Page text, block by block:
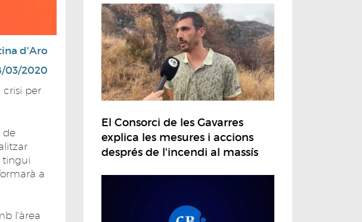
d'Aro
03/2020
crisi per
de
tingui
a
l'àrea
El Consorci de les Gavarres
explica les mesures i accions
després de l'incendi al massís